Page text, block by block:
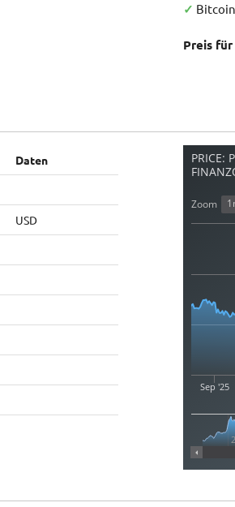
✓
Preis
Daten
USD
PRICE:
Sep '25
Zoom